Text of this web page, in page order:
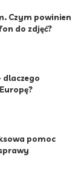
Czym powinien
do zdjęć?
dlaczego
pomoc